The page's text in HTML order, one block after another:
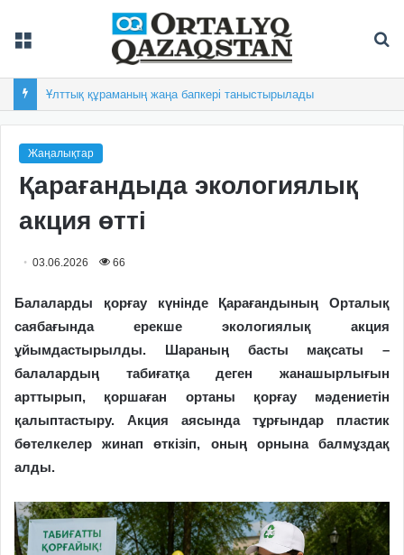
Ұлттық құраманың жаңа бапкері таныстырылады
Жаңалықтар
Қарағандыда экологиялық
акция өтті
03.06.2026 66
Балаларды қорғау күнінде Қарағандының Орталық
саябағында ерекше экологиялық акция
ұйымдастырылды. Шараның басты мақсаты –
балалардың табиғатқа деген жанашырлығын
арттырып, қоршаған ортаны қорғау мәдениетін
қалыптастыру. Акция аясында тұрғындар пластик
бөтелкелер жинап өткізіп, оның орнына балмұздақ
алды.